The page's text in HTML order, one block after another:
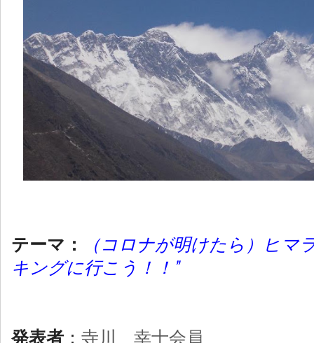
テーマ： （コロナが明けたら）ヒマ
キングに行こう！！”
発表者 ： 寺川 幸士会員